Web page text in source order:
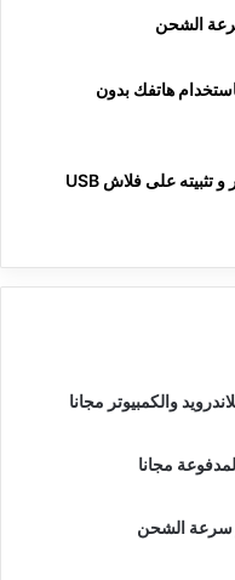
هاتفك بدون
تحميل نسخة MacOS Sierra برابط مباشر و تثبيته على فلاش USB
مجانا